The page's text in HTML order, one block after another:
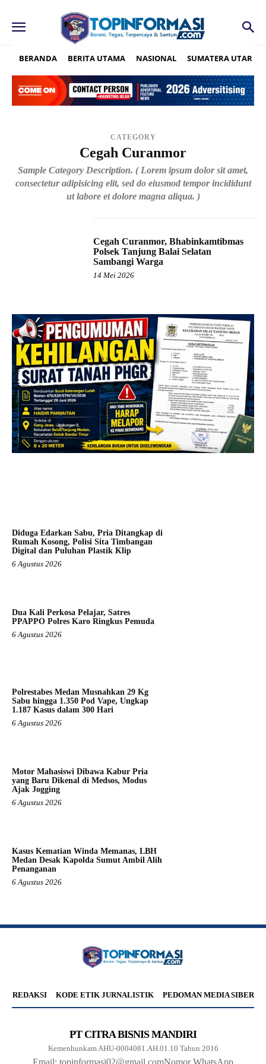
BERANDA BERITA UTAMA NASIONAL SUMATERA UTARA
CATEGORY
Cegah Curanmor
Sample Category Description. ( Lorem ipsum dolor sit amet,
consectetur adipisicing elit, sed do eiusmod tempor incididunt
ut labore et dolore magna aliqua. )
Cegah Curanmor, Bhabinkamtibmas
Polsek Tanjung Balai Selatan
Sambangi Warga
14 Mei 2026
Diduga Edarkan Sabu, Pria Ditangkap di
Rumah Kosong, Polisi Sita Timbangan
Digital dan Puluhan Plastik Klip
6 Agustus 2026
Dua Kali Perkosa Pelajar, Satres
PPAPPO Polres Karo Ringkus Pemuda
6 Agustus 2026
Polrestabes Medan Musnahkan 29 Kg
Sabu hingga 1.350 Pod Vape, Ungkap
1.187 Kasus dalam 300 Hari
6 Agustus 2026
Motor Mahasiswi Dibawa Kabur Pria
yang Baru Dikenal di Medsos, Modus
Ajak Jogging
6 Agustus 2026
Kasus Kematian Winda Memanas, LBH
Medan Desak Kapolda Sumut Ambil Alih
Penanganan
6 Agustus 2026
REDAKSI KODE ETIK JURNALISTIK PEDOMAN MEDIA SIBER
PT CITRA BISNIS MANDIRI
Kemenhunkam AHU-0004081.AH.01.10 Tahun 2016
Email: topinformasi02@gmail.comNomor WhatsApp